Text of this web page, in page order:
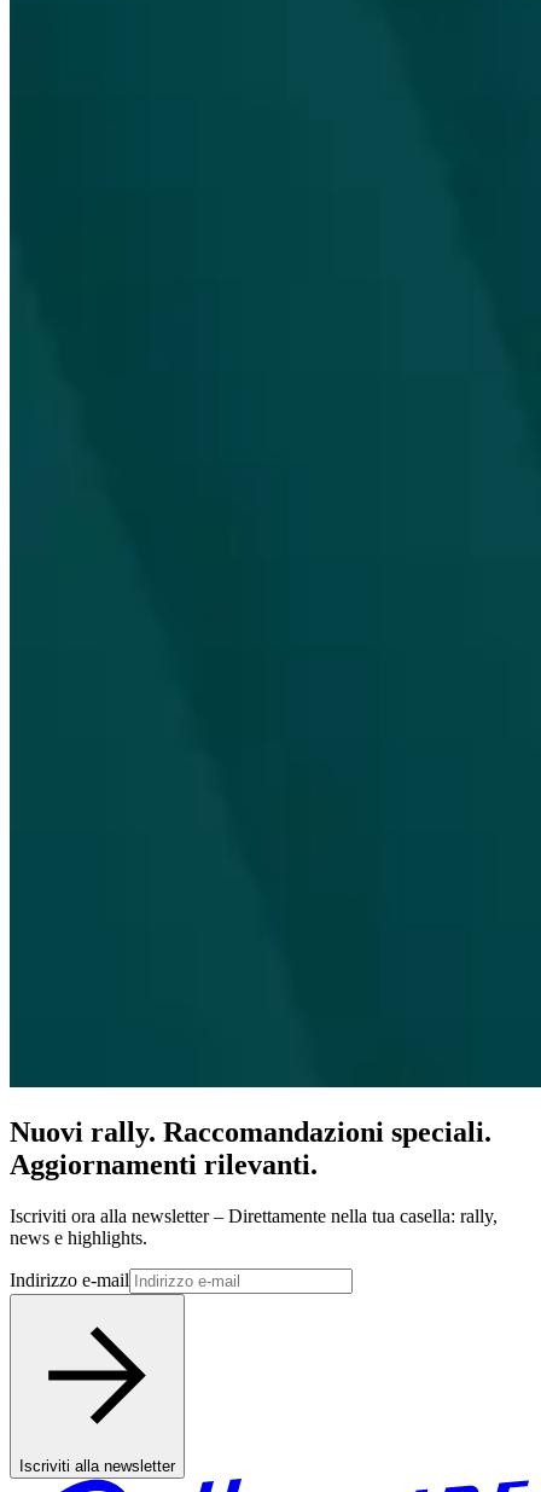
Nuovi rally. Raccomandazioni speciali.
Aggiornamenti rilevanti.
Iscriviti ora alla newsletter – Direttamente nella tua casella: rally,
news e highlights.
Indirizzo e-mail
Iscriviti alla newsletter